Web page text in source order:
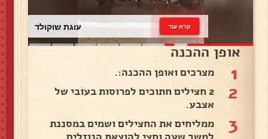
עוגת שוקולד קרא עוד
אופן ההכנה
1 מצרכים ואופן ההכנה:.
2
2 חצילים חתוכים לפרוסות בעובי של
אצבע.
3
ממליחים את החצילים ושמים במסננת